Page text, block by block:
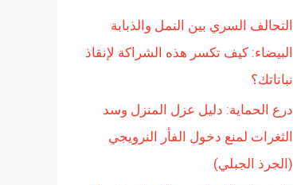
ن
:
التحالف السري بين النمل والذبابة
البيضاء: كيف تكسر هذه الشراكة لإنقاذ
نباتاتك؟
درع الحماية: دليل عزل المنزل وسد
الثغرات لمنع دخول الفأر النرويجي
(الجرذ الجبلي)